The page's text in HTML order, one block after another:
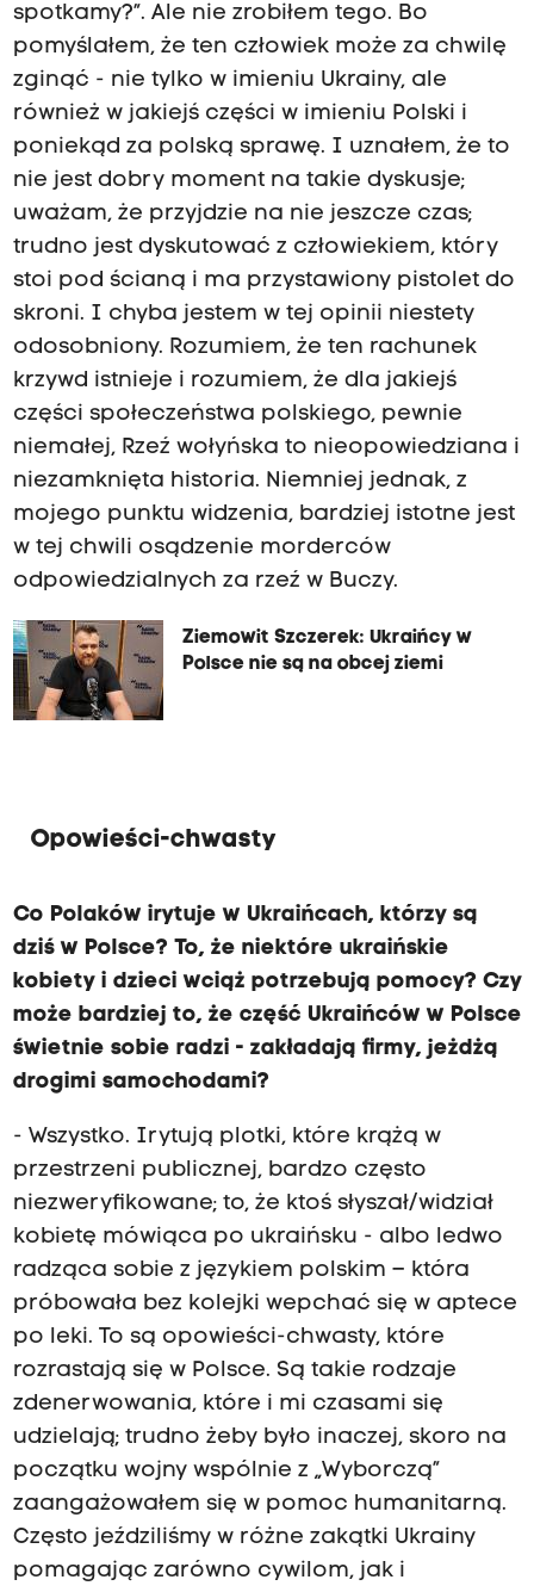
spotkamy?”. Ale nie zrobiłem tego. Bo
pomyślałem, że ten człowiek może za chwilę
zginąć - nie tylko w imieniu Ukrainy, ale
również w jakiejś części w imieniu Polski i
poniekąd za polską sprawę. I uznałem, że to
nie jest dobry moment na takie dyskusje;
uważam, że przyjdzie na nie jeszcze czas;
trudno jest dyskutować z człowiekiem, który
stoi pod ścianą i ma przystawiony pistolet do
skroni. I chyba jestem w tej opinii niestety
odosobniony. Rozumiem, że ten rachunek
krzywd istnieje i rozumiem, że dla jakiejś
części społeczeństwa polskiego, pewnie
niemałej, Rzeź wołyńska to nieopowiedziana i
niezamknięta historia. Niemniej jednak, z
mojego punktu widzenia, bardziej istotne jest
w tej chwili osądzenie morderców
odpowiedzialnych za rzeź w Buczy.
Ziemowit Szczerek: Ukraińcy w
Polsce nie są na obcej ziemi
Opowieści-chwasty
Co Polaków irytuje w Ukraińcach, którzy są
dziś w Polsce? To, że niektóre ukraińskie
kobiety i dzieci wciąż potrzebują pomocy? Czy
może bardziej to, że część Ukraińców w Polsce
świetnie sobie radzi - zakładają firmy, jeżdżą
drogimi samochodami?
- Wszystko. Irytują plotki, które krążą w
przestrzeni publicznej, bardzo często
niezweryfikowane; to, że ktoś słyszał/widział
kobietę mówiąca po ukraińsku - albo ledwo
radząca sobie z językiem polskim – która
próbowała bez kolejki wepchać się w aptece
po leki. To są opowieści-chwasty, które
rozrastają się w Polsce. Są takie rodzaje
zdenerwowania, które i mi czasami się
udzielają; trudno żeby było inaczej, skoro na
początku wojny wspólnie z „Wyborczą”
zaangażowałem się w pomoc humanitarną.
Często jeździliśmy w różne zakątki Ukrainy
pomagając zarówno cywilom, jak i